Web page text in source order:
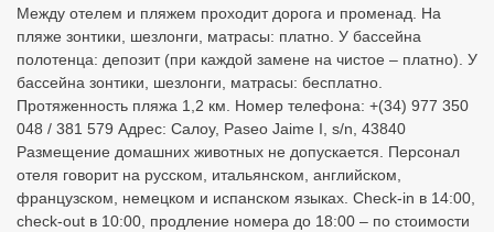
Между отелем и пляжем проходит дорога и променад. На
пляже зонтики, шезлонги, матрасы: платно. У бассейна
полотенца: депозит (при каждой замене на чистое – платно). У
бассейна зонтики, шезлонги, матрасы: бесплатно.
Протяженность пляжа 1,2 км. Номер телефона: +(34) 977 350
048 / 381 579 Адрес: Салоу, Paseo Jaime I, s/n, 43840
Размещение домашних животных не допускается. Персонал
отеля говорит на русском, итальянском, английском,
французском, немецком и испанском языках. Check-in в 14:00,
check-out в 10:00, продление номера до 18:00 – по стоимости